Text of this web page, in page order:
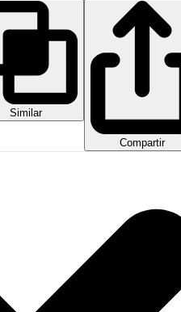
Similar
Compartir